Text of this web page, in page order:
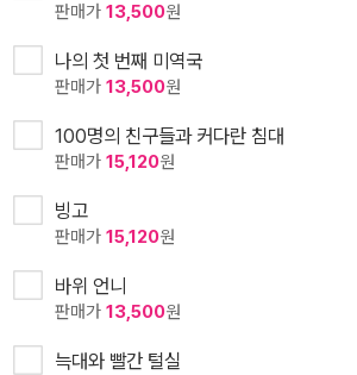
판매가 13,500원
나의 첫 번째 미역국
판매가 13,500원
100명의 친구들과 커다란 침대
판매가 15,120원
빙고
판매가 15,120원
바위 언니
판매가 13,500원
늑대와 빨간 털실